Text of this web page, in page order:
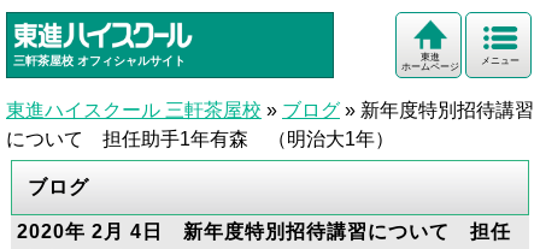
三軒茶屋校 オフィシャルサイト メニュー
東進
ホームページ
東進ハイスクール 三軒茶屋校 » ブログ » 新年度特別招待講習
について 担任助手1年有森 （明治大1年）
ブログ
2020年 2月 4日 新年度特別招待講習について 担任